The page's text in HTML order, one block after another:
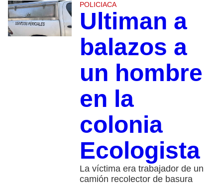
POLICIACA
Ultiman a
balazos a
un hombre
en la
colonia
Ecologista
La víctima era trabajador de un
camión recolector de basura